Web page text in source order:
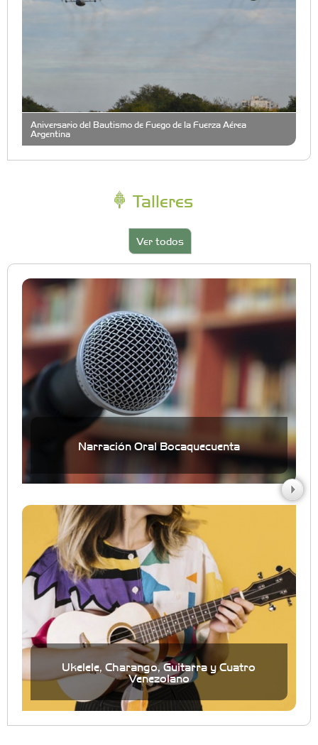
Aniversario del Bautismo de Fuego de la Fuerza Aérea
Argentina
Talleres
Ver todos
Narración Oral Bocaquecuenta
Ukelele, Charango, Guitarra y Cuatro
Venezolano